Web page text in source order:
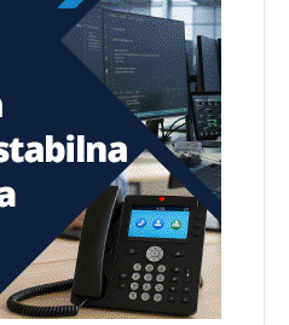
iz publike povika,ma
ovog vjeka,neko rece za
srbi...i poce dalje da
je bilo u Ag-ci...